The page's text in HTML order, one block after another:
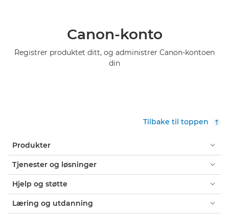
Canon-konto
Registrer produktet ditt, og administrer Canon-kontoen
din
Tilbake til toppen
Produkter
Tjenester og løsninger
Hjelp og støtte
Læring og utdanning